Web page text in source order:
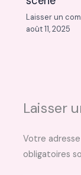
Laisser un
août 11, 2025
Laisser
Votre
obligatoires